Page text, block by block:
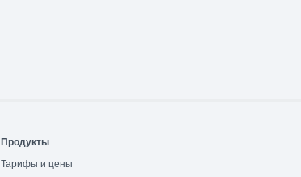
Продукты
Тарифы и цены